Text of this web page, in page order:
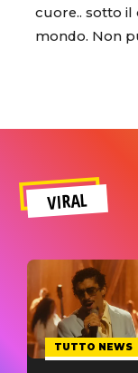
cuore.. sotto il
mondo. Non
VIRAL
TUTTO NEWS